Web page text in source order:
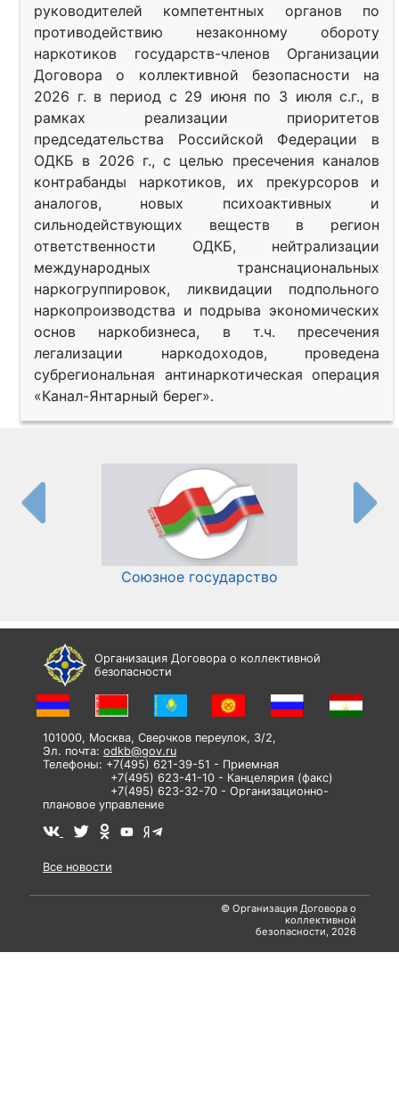
руководителей компетентных органов по
противодействию незаконному обороту
наркотиков государств-членов Организации
Договора о коллективной безопасности на
2026 г. в период с 29 июня по 3 июля с.г., в
рамках реализации приоритетов
председательства Российской Федерации в
ОДКБ в 2026 г., с целью пресечения каналов
контрабанды наркотиков, их прекурсоров и
аналогов, новых психоактивных и
сильнодействующих веществ в регион
ответственности ОДКБ, нейтрализации
международных транснациональных
наркогруппировок, ликвидации подпольного
наркопроизводства и подрыва экономических
основ наркобизнеса, в т.ч. пресечения
легализации наркодоходов, проведена
субрегиональная антинаркотическая операция
«Канал-Янтарный берег».
Союзное государство
Организация Договора о коллективной
безопасности
101000, Москва, Сверчков переулок, 3/2,
Эл. почта: odkb@gov.ru
Телефоны: +7(495) 621-39-51 - Приемная
+7(495) 623-41-10 - Канцелярия (факс)
+7(495) 623-32-70 - Организационно-
плановое управление
Все новости
© Организация Договора о
коллективной
безопасности, 2026